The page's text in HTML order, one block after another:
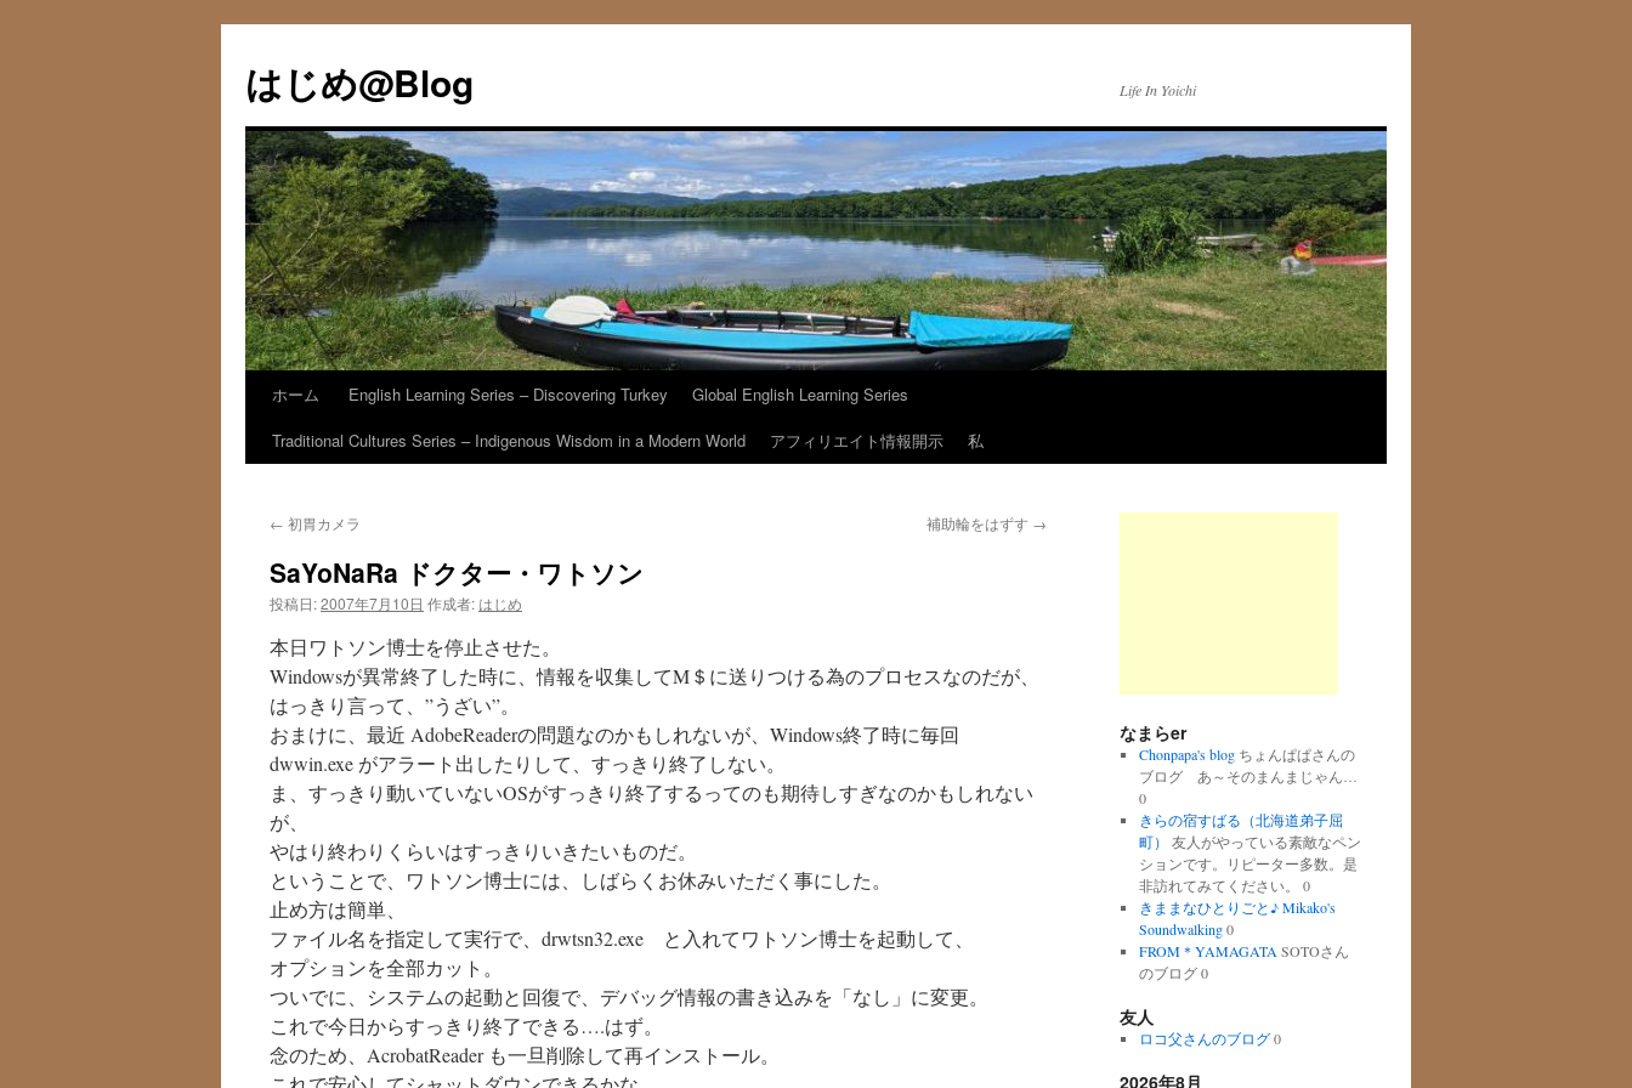
テ
ン
へ
ス
キ
ッ
プ
はじめ@Blog Life In Yoichi
ホーム English Learning Series – Discovering Turkey
Global English Learning Series
Traditional Cultures Series – Indigenous Wisdom in a Modern World
アフィリエイト情報開示 私
← 初胃カメラ 補助輪をはずす →
SaYoNaRa ドクター・ワトソン
投稿日:2007年7月10日 作成者: はじめ
本日ワトソン博士を停止させた。
Windowsが異常終了した時に、情報を収集してM＄に送りつける為のプロセスなのだが、
はっきり言って、”うざい”。
おまけに、最近 AdobeReaderの問題なのかもしれないが、Windows終了時に毎回
dwwin.exe がアラート出したりして、すっきり終了しない。
ま、すっきり動いていないOSがすっきり終了するってのも期待しすぎなのかもしれない
が、
やはり終わりくらいはすっきりいきたいものだ。
ということで、ワトソン博士には、しばらくお休みいただく事にした。
止め方は簡単、
ファイル名を指定して実行で、drwtsn32.exe と入れてワトソン博士を起動して、
オプションを全部カット。
ついでに、システムの起動と回復で、デバッグ情報の書き込みを「なし」に変更。
これで今日からすっきり終了できる….はず。
念のため、AcrobatReader も一旦削除して再インストール。
なまらer
Chonpapa's blogちょんぱぱさんの
ブログ あ～そのまんまじゃん…
0
きらの宿すばる（北海道弟子屈
町）
友人がやっている素敵なペン
ションです。リピーター多数。是
非訪れてみてください。 0
きままなひとりごと♪ Mikako's
Soundwalking0
FROM＊YAMAGATA SOTOさん
のブログ 0
友人
ロコ父さんのブログ0
2026年8月